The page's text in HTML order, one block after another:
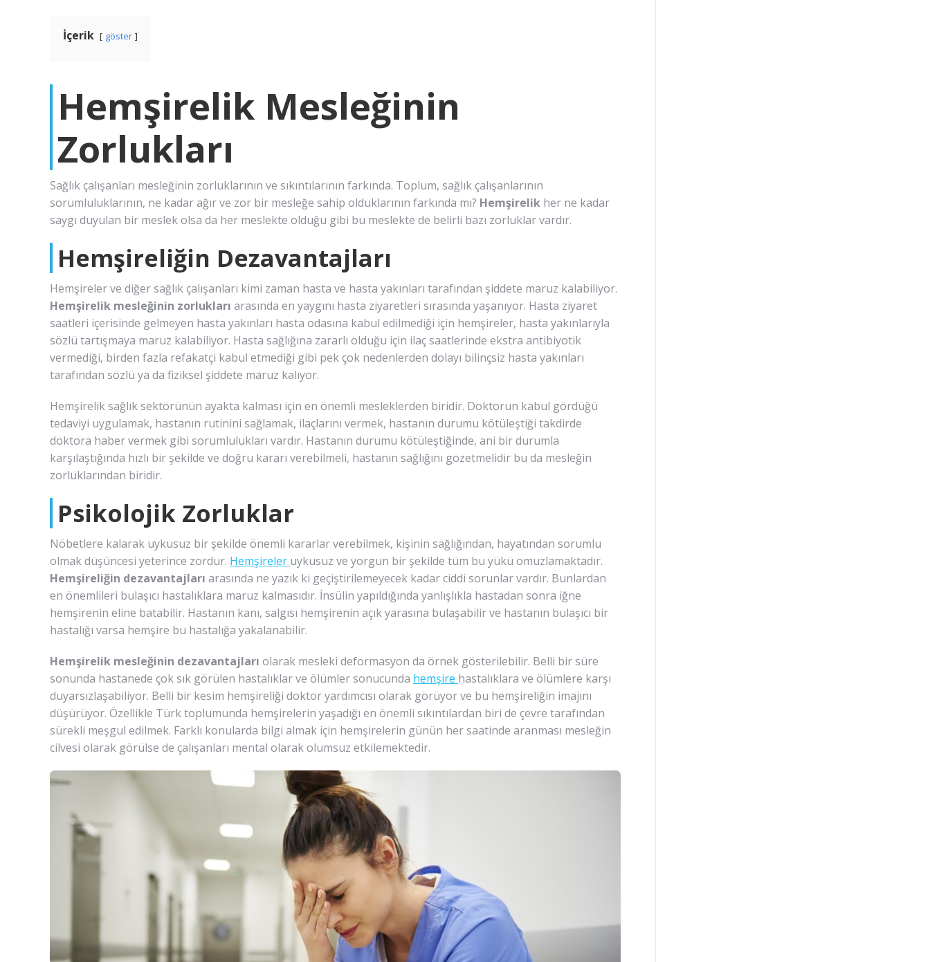
İçerik göster
Hemşirelik Mesleğinin
Zorlukları
Sağlık çalışanları mesleğinin zorluklarının ve sıkıntılarının farkında. Toplum, sağlık çalışanlarının
sorumluluklarının, ne kadar ağır ve zor bir mesleğe sahip olduklarının farkında mı? Hemşirelik her ne kadar
saygı duyulan bir meslek olsa da her meslekte olduğu gibi bu meslekte de belirli bazı zorluklar vardır.
Hemşireliğin Dezavantajları
Hemşireler ve diğer sağlık çalışanları kimi zaman hasta ve hasta yakınları tarafından şiddete maruz kalabiliyor.
Hemşirelik mesleğinin zorlukları arasında en yaygını hasta ziyaretleri sırasında yaşanıyor. Hasta ziyaret
saatleri içerisinde gelmeyen hasta yakınları hasta odasına kabul edilmediği için hemşireler, hasta yakınlarıyla
sözlü tartışmaya maruz kalabiliyor. Hasta sağlığına zararlı olduğu için ilaç saatlerinde ekstra antibiyotik
vermediği, birden fazla refakatçi kabul etmediği gibi pek çok nedenlerden dolayı bilinçsiz hasta yakınları
tarafından sözlü ya da fiziksel şiddete maruz kalıyor.
Hemşirelik sağlık sektörünün ayakta kalması için en önemli mesleklerden biridir. Doktorun kabul gördüğü
tedaviyi uygulamak, hastanın rutinini sağlamak, ilaçlarını vermek, hastanın durumu kötüleştiği takdirde
doktora haber vermek gibi sorumlulukları vardır. Hastanın durumu kötüleştiğinde, ani bir durumla
karşılaştığında hızlı bir şekilde ve doğru kararı verebilmeli, hastanın sağlığını gözetmelidir bu da mesleğin
zorluklarından biridir.
Psikolojik Zorluklar
Nöbetlere kalarak uykusuz bir şekilde önemli kararlar verebilmek, kişinin sağlığından, hayatından sorumlu
olmak düşüncesi yeterince zordur. Hemşireler uykusuz ve yorgun bir şekilde tüm bu yükü omuzlamaktadır.
Hemşireliğin dezavantajları arasında ne yazık ki geçiştirilemeyecek kadar ciddi sorunlar vardır. Bunlardan
en önemlileri bulaşıcı hastalıklara maruz kalmasıdır. İnsülin yapıldığında yanlışlıkla hastadan sonra iğne
hemşirenin eline batabilir. Hastanın kanı, salgısı hemşirenin açık yarasına bulaşabilir ve hastanın bulaşıcı bir
hastalığı varsa hemşire bu hastalığa yakalanabilir.
Hemşirelik mesleğinin dezavantajları olarak mesleki deformasyon da örnek gösterilebilir. Belli bir süre
sonunda hastanede çok sık görülen hastalıklar ve ölümler sonucunda hemşire hastalıklara ve ölümlere karşı
duyarsızlaşabiliyor. Belli bir kesim hemşireliği doktor yardımcısı olarak görüyor ve bu hemşireliğin imajını
düşürüyor. Özellikle Türk toplumunda hemşirelerin yaşadığı en önemli sıkıntılardan biri de çevre tarafından
sürekli meşgul edilmek. Farklı konularda bilgi almak için hemşirelerin günün her saatinde aranması mesleğin
cilvesi olarak görülse de çalışanları mental olarak olumsuz etkilemektedir.